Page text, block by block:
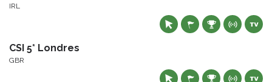
IRL
CSI 5* Londres
GBR